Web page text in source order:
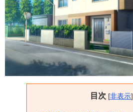
目次 [非表示]